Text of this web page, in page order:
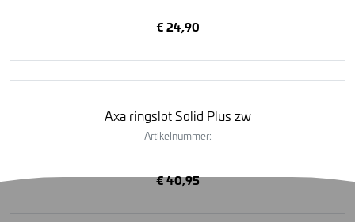
€ 24,90
Axa ringslot Solid Plus zw
Artikelnummer:
€ 40,95